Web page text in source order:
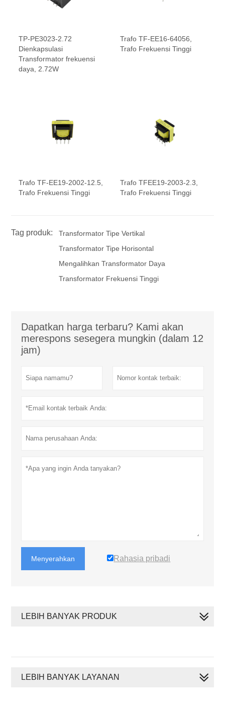
TP-PE3023-2.72
Dienkapsulasi
Transformator frekuensi
daya, 2.72W
Trafo TF-EE16-64056,
Trafo Frekuensi Tinggi
Trafo TF-EE19-2002-12.5,
Trafo Frekuensi Tinggi
Trafo TFEE19-2003-2.3,
Trafo Frekuensi Tinggi
Tag produk:
Transformator Tipe Vertikal
Transformator Tipe Horisontal
Mengalihkan Transformator Daya
Transformator Frekuensi Tinggi
Dapatkan harga terbaru? Kami akan
merespons sesegera mungkin (dalam 12
jam)
Menyerahkan Rahasia pribadi
LEBIH BANYAK PRODUK
LEBIH BANYAK LAYANAN